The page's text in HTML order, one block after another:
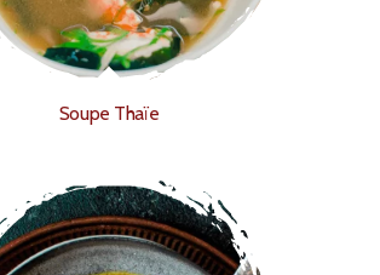
Soupe Thaïe